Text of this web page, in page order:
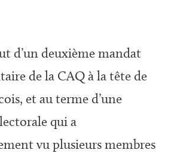
d’un deuxième mandat
de la CAQ à la tête de
et au terme d’une
qui a
vu plusieurs membres